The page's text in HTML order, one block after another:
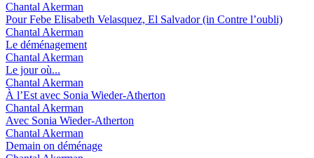
Chantal Akerman
Pour Febe Elisabeth Velasquez, El Salvador (in Contre l’oubli)
Chantal Akerman
Le déménagement
Chantal Akerman
Le jour où...
Chantal Akerman
À l’Est avec Sonia Wieder-Atherton
Chantal Akerman
Avec Sonia Wieder-Atherton
Chantal Akerman
Demain on déménage